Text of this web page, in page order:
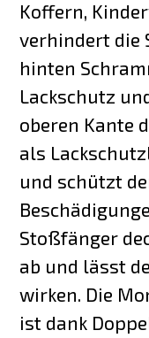
Koffern,
verhindert die
hinten
Lackschutz
oberen Kante
als
und schützt
Stoßfänger
ab und lässt
wirken. Die
ist dank